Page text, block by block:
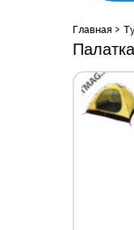
Главная >